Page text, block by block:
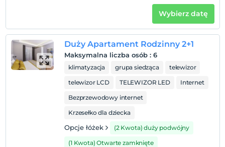
1 dzieci w wieku poniżej 2 jest/jest bezpłatne za pokój
Wybierz datę
Duży Apartament Rodzinny 2+1
Maksymalna liczba osób : 6
klimatyzacja grupa siedząca
telewizor
telewizor LCD
TELEWIZOR LED
Internet
Bezprzewodowy internet
Krzesełko dla dziecka
Opcje łóżek
(2 Kwota) duży podwójny
(1 Kwota) Otwarte zamknięte